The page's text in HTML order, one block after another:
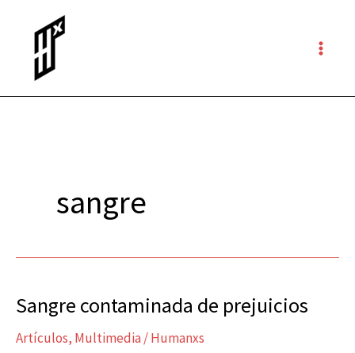
contenido
sangre
Sangre contaminada de prejuicios
Artículos, Multimedia /Humanxs
Sangre
de